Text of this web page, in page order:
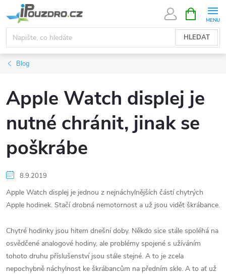
na
obsah
HLEDAT
NÁKUPNÍ
KOŠÍK
Blog
Apple Watch displej je
nutné chránit, jinak se
poškrábe
8.9.2019
Apple Watch displej je jednou z nejnáchylnějších částí chytrých
Apple hodinek. Stačí drobná nemotornost a už jsou vidět škrábance.
Chytré hodinky jsou hitem dnešní doby. Někdo sice stále spoléhá na
osvědčené analogové hodiny, ale problémy spojené s užíváním
tohoto druhu příslušenství jsou stále stejné. A to je zcela
nepochybně náchylnost ke škrábancům na předním skle. A to ať už